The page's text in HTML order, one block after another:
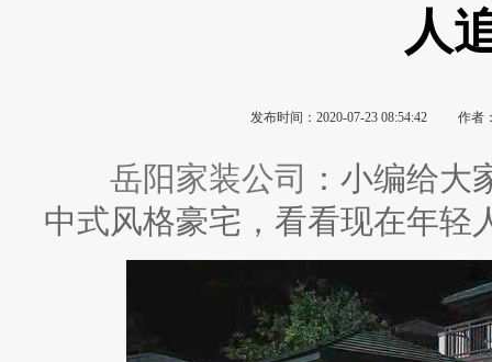
人
发布时间：2020-07-23 08:54:42 作者
岳阳家装公司 ：小编给
中式风格豪宅，看看现在年轻